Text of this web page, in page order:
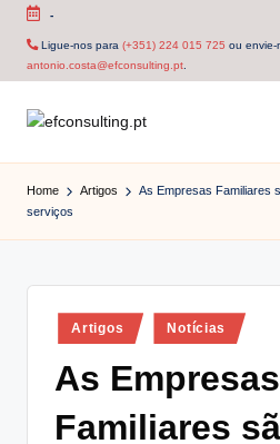
Skip
-
Ligue-nos para (+351) 224 015 725 ou envie-
antonio.costa@efconsulting.pt.
f
Home Artigos
As Empresas Familiares
serviços
Posted
in
Artigos Notícias
As Empresas
Familiares